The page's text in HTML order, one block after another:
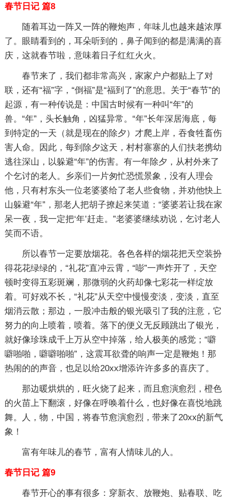
春节日记 篇8
随着耳边一阵又一阵的鞭炮声，年味儿也越来越浓厚
了。眼睛看到的，耳朵听到的，鼻子闻到的都是满满的喜
庆，这就春节啦，意味着日子红红火火。
春节来了，我们都非常高兴，家家户户都贴上了对
联，还有“福”字，“倒福”是“福到了”的意思。关于“春节”的
起源，有一种传说是：中国古时候有一种叫“年”的
兽。“年”，头长触角，凶猛异常。“年”长年深居海底，每
到特定的一天（就是现在的除夕）才爬上岸，吞食牲畜伤
害人命。因此，每到除夕这天，村村寨寨的人们扶老携幼
逃往深山，以躲避“年”的伤害。有一年除夕，从村外来了
个乞讨的老人。乡亲们一片匆忙恐慌景象，没有人理会
他，只有村东头一位老婆婆给了老人些食物，并劝他快上
山躲避“年”，那老人把胡子撩起来笑道：“婆婆若让我在家
呆一夜，我一定把‘年’赶走。”老婆婆继续劝说，乞讨老人
笑而不语。
所以春节一定要放烟花。各色各样的烟花把天空装扮
得花花绿绿的，“礼花”直冲云霄，“嘭”一声炸开了，天空
顿时变得五彩斑斓，那微弱的火药却像七彩花一样绽放
着。可好戏不长，“礼花”从天空中慢慢变淡，变淡，直至
烟消云散；那边，一股冲击般的银光吸引了我的注意，它
努力的向上喷着，喷着。落下的便义无反顾跳出了银光，
就好像珍珠成千上万从空中掉落，给人极美的感觉；“噼
噼啪啪，噼噼啪啪”，这震耳欲聋的响声一定是鞭炮！那
热闹的的声音，也足以给20xx增添许许多多的喜庆了。
那边暖烘烘的，旺火烧了起来，而且愈演愈烈，橙色
的火苗上下翻滚，好像在呼唤着什么，也好像在喜悦地跳
舞。人，物，中国，将春节愈演愈烈，带来了20xx的新气
象！
富有年味儿的春节，富有人情味儿的人。
春节日记 篇9
春节开心的事有很多：穿新衣、放鞭炮、贴春联、吃